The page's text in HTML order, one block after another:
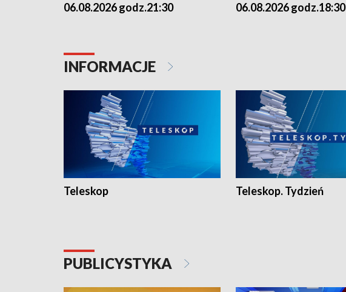
06.08.2026 godz.21:30 06.08.2026 godz.18:30
INFORMACJE
Teleskop Teleskop. Tydzień
PUBLICYSTYKA